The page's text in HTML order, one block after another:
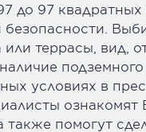
до 97
террасы,
условиях в
также помогут